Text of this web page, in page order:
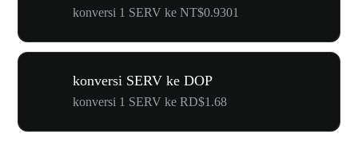
konversi 1 SERV ke NT$0.9301
konversi SERV ke DOP
konversi 1 SERV ke RD$1.68